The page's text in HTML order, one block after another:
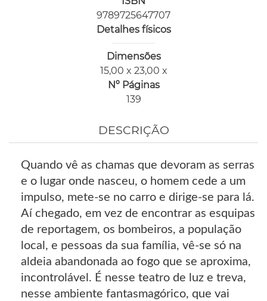
9789725647707
Detalhes físicos
Dimensões
15,00 x 23,00 x
Nº Páginas
139
DESCRIÇÃO
Quando vê as chamas que devoram as serras
e o lugar onde nasceu, o homem cede a um
impulso, mete-se no carro e dirige-se para lá.
Aí chegado, em vez de encontrar as esquipas
de reportagem, os bombeiros, a população
local, e pessoas da sua família, vê-se só na
aldeia abandonada ao fogo que se aproxima,
incontrolável. É nesse teatro de luz e treva,
nesse ambiente fantasmagórico, que vai